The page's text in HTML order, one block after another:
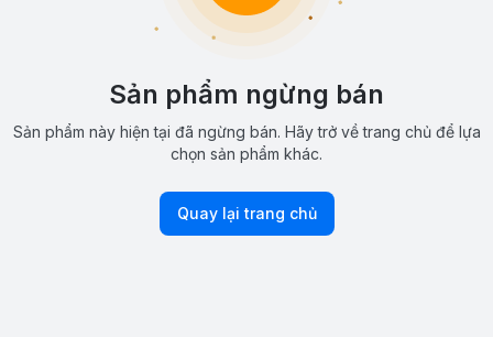
Sản phẩm ngừng bán
Sản phẩm này hiện tại đã ngừng bán. Hãy trở về trang chủ để lựa
chọn sản phẩm khác.
Quay lại trang chủ